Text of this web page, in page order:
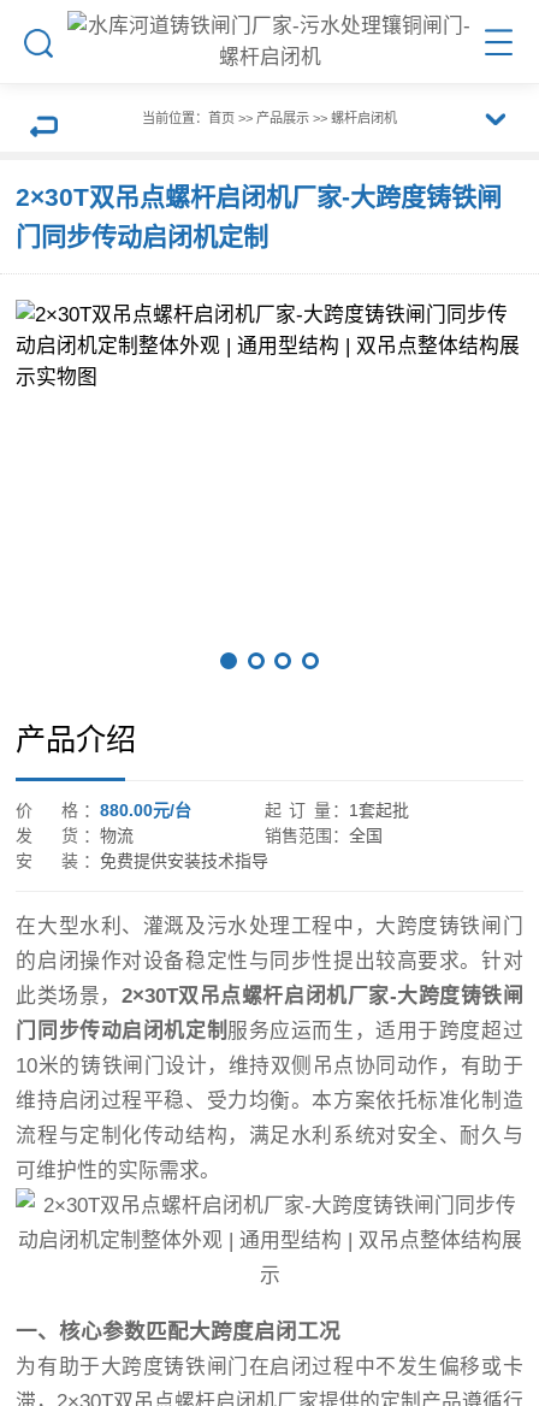
搜
菜
回
上
一
当前位置： 首页 >> 产品展示 >> 螺杆启闭机
目
2×30T双吊点螺杆启闭机厂家-大跨度铸铁闸
门同步传动启闭机定制
产品介绍
价 格：880.00元/台 起 订 量： 1套起批
发 货：物流 销售范围： 全国
安 装：免费提供安装技术指导
在大型水利、灌溉及污水处理工程中，大跨度铸铁闸门
的启闭操作对设备稳定性与同步性提出较高要求。针对
此类场景， 2×30T双吊点螺杆启闭机厂家-大跨度铸铁闸
门同步传动启闭机定制 服务应运而生，适用于跨度超过
10米的铸铁闸门设计，维持双侧吊点协同动作，有助于
维持启闭过程平稳、受力均衡。本方案依托标准化制造
流程与定制化传动结构，满足水利系统对安全、耐久与
可维护性的实际需求。
一、核心参数匹配大跨度启闭工况
为有助于大跨度铸铁闸门在启闭过程中不发生偏移或卡
滞，2×30T双吊点螺杆启闭机厂家提供的定制产品遵循行